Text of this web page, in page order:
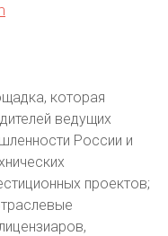
которая
ведущих
России и
проектов;